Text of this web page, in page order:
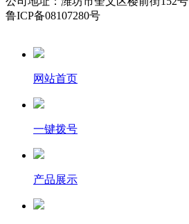
鲁ICP备08107280号
网站首页
一键拨号
产品展示